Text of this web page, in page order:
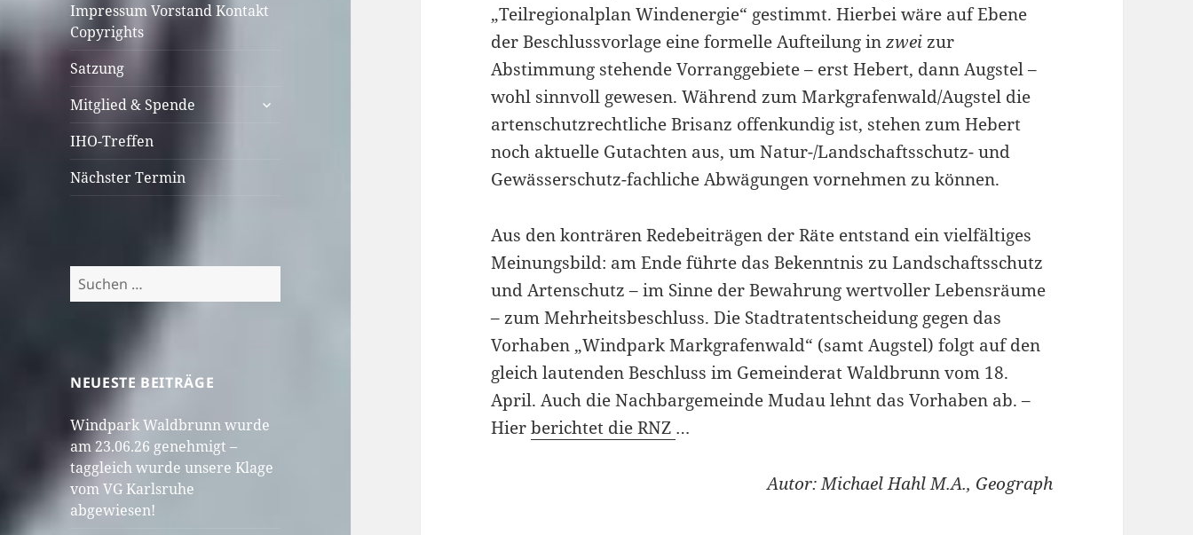
Impressum Vorstand Kontakt
Copyrights
Satzung
Mitglied & Spende
untermenü
IHO-Treffen
Nächster Termin
Suchen
nach:
NEUESTE BEITRÄGE
Windpark Waldbrunn wurde
am 23.06.26 genehmigt –
taggleich wurde unsere Klage
vom VG Karlsruhe
abgewiesen!
„Teilregionalplan Windenergie“ gestimmt. Hierbei wäre auf Ebene
der Beschlussvorlage eine formelle Aufteilung inzweizur
Abstimmung stehende Vorranggebiete – erst Hebert, dann Augstel –
wohl sinnvoll gewesen. Während zum Markgrafenwald/Augstel die
artenschutzrechtliche Brisanz offenkundig ist, stehen zum Hebert
noch aktuelle Gutachten aus, um Natur-/Landschaftsschutz- und
Gewässerschutz-fachliche Abwägungen vornehmen zu können.
Aus den konträren Redebeiträgen der Räte entstand ein vielfältiges
Meinungsbild: am Ende führte das Bekenntnis zu Landschaftsschutz
und Artenschutz – im Sinne der Bewahrung wertvoller Lebensräume
– zum Mehrheitsbeschluss. Die Stadtratentscheidung gegen das
Vorhaben „Windpark Markgrafenwald“ (samt Augstel) folgt auf den
gleich lautenden Beschluss im Gemeinderat Waldbrunn vom 18.
April. Auch die Nachbargemeinde Mudau lehnt das Vorhaben ab. –
Hierberichtet die RNZ …
Autor: Michael Hahl M.A., Geograph